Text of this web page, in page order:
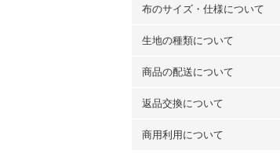
布のサイズ・仕様について
布の長さは50cm単位での販
生地の種類について
・現在、すべてのデザイン
ーン）・コットンリネン（
（キャンバス・11号帆布）
◎ 各生地の詳細を見る
商品の配送について
・ネコポスでの配送は、
ります。
返品交換について
・布はご注文後に注文数量
商用利用について